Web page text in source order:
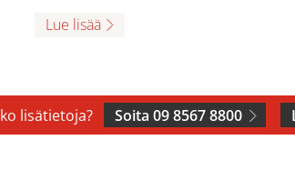
Lue lisää
lisätietoja? Soita 09 8567 8800